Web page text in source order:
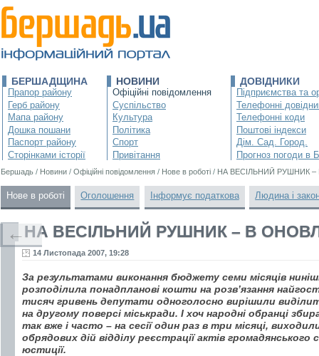
БЕРШАДЩИНА
Прапор району
Герб району
Мапа району
Дошка пошани
Паспорт району
Сторінками історії
НОВИНИ
Офіційні повідомлення
Суспільство
Культура
Політика
Спорт
Привітання
ДОВІДНИКИ
Підприємства та
Телефонні
Телефонні коди
Поштові індекси
Дім. Сад. Город.
Прогноз погоди в
Бершадь / Новини / Офіційні повідомлення / Нове в роботі / НА ВЕСІЛЬНИЙ РУШНИК
Нове в роботі Оголошення Інформує податкова Людина і
НА ВЕСІЛЬНИЙ РУШНИК – В
14 Листопада 2007, 19:28
За результатами виконання бюджету семи місяців
розподілила понадпланові кошти на розв’язання
тисяч гривень депутати одноголосно вирішили
на другому поверсі міськради. І хоч народні обранці
так вже і часто – на сесії один раз в три місяці,
обрядових дій відділу реєстрації актів громадянського
юстиції.
←